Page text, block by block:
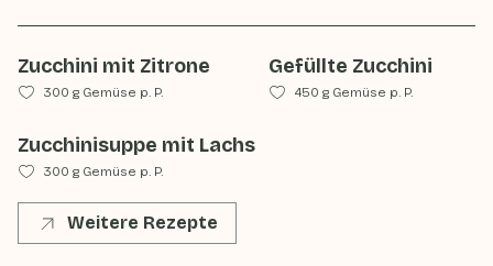
Zucchini mit Zitrone
300 g Gemüse p. P.
Gefüllte Zucchini
450 g Gemüse p. P.
Zucchinisuppe mit Lachs
300 g Gemüse p. P.
Weitere Rezepte